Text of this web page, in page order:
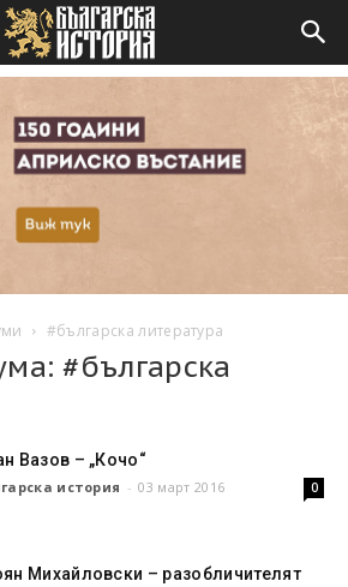
#българска литература
#българска
Вазов – „Кочо“
история - 03 март 2016 0
Михайловски – разобличителят